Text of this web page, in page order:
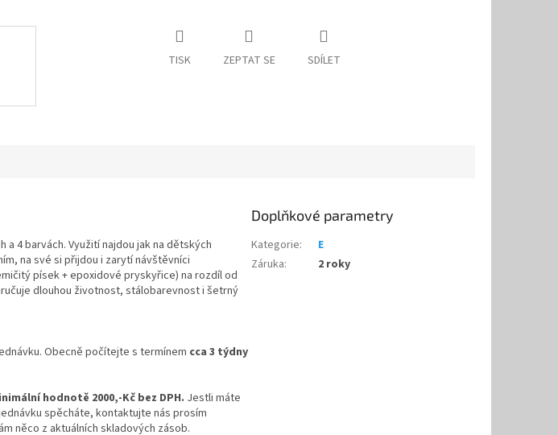
TISK ZEPTAT SE SDÍLET
4 barvách. Využití najdou jak na dětských
na své si přijdou i zarytí návštěvníci
písek + epoxidové pryskyřice) na rozdíl od
dlouhou životnost, stálobarevnost i šetrný
Obecně počítejte s termínem cca 3 týdny
hodnotě 2000,-Kč bez DPH. Jestli máte
spěcháte, kontaktujte nás prosím
něco z aktuálních skladových zásob.
Doplňkové parametry
Kategorie:
E
Záruka: 2 roky